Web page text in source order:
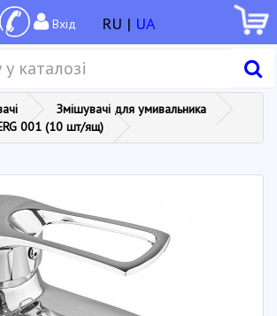
Вхід RU | UA
Змішувачі для умивальника
001 (10 шт/ящ)